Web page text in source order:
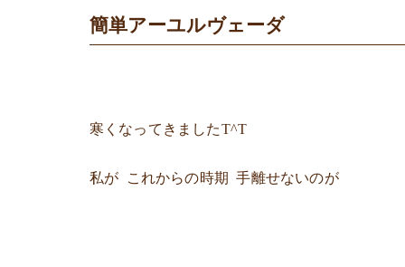
簡単アーユルヴェーダ
寒くなってきましたT^T
私が これからの時期 手離せないのが